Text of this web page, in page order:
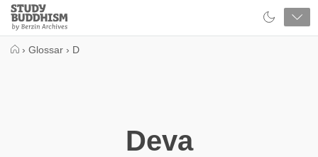
Close
Study
Buddhism
› Glossar › D
Deva